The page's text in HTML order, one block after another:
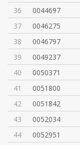
36
0044697
37
0046275
38
0046797
39
0049237
40
0050371
41
0051800
42
0051842
43
0052034
44
0052951